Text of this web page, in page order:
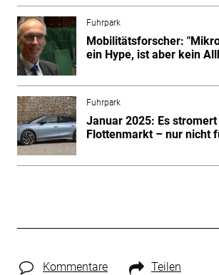
Fuhrpark
Mobilitätsforscher:
ein Hype, ist aber kein
Fuhrpark
Januar 2025: Es stromert
Flottenmarkt – nur nicht
Kommentare Teilen